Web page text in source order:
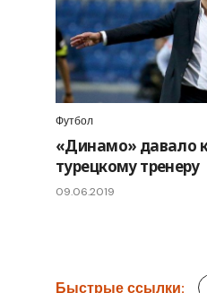
Футбол
«Динамо» давало
турецкому тренеру
09.06.2019
Быстрые ссылки: